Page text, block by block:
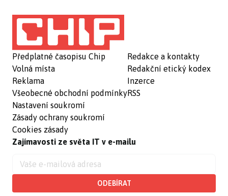
Předplatné časopisu Chip
Volná místa
Reklama
Všeobecné obchodní podmínky
Nastavení soukromí
Zásady ochrany soukromí
Cookies zásady
Redakce a kontakty
Redakční etický kodex
Inzerce
RSS
Zajímavosti ze světa IT v e-mailu
ODEBÍRAT